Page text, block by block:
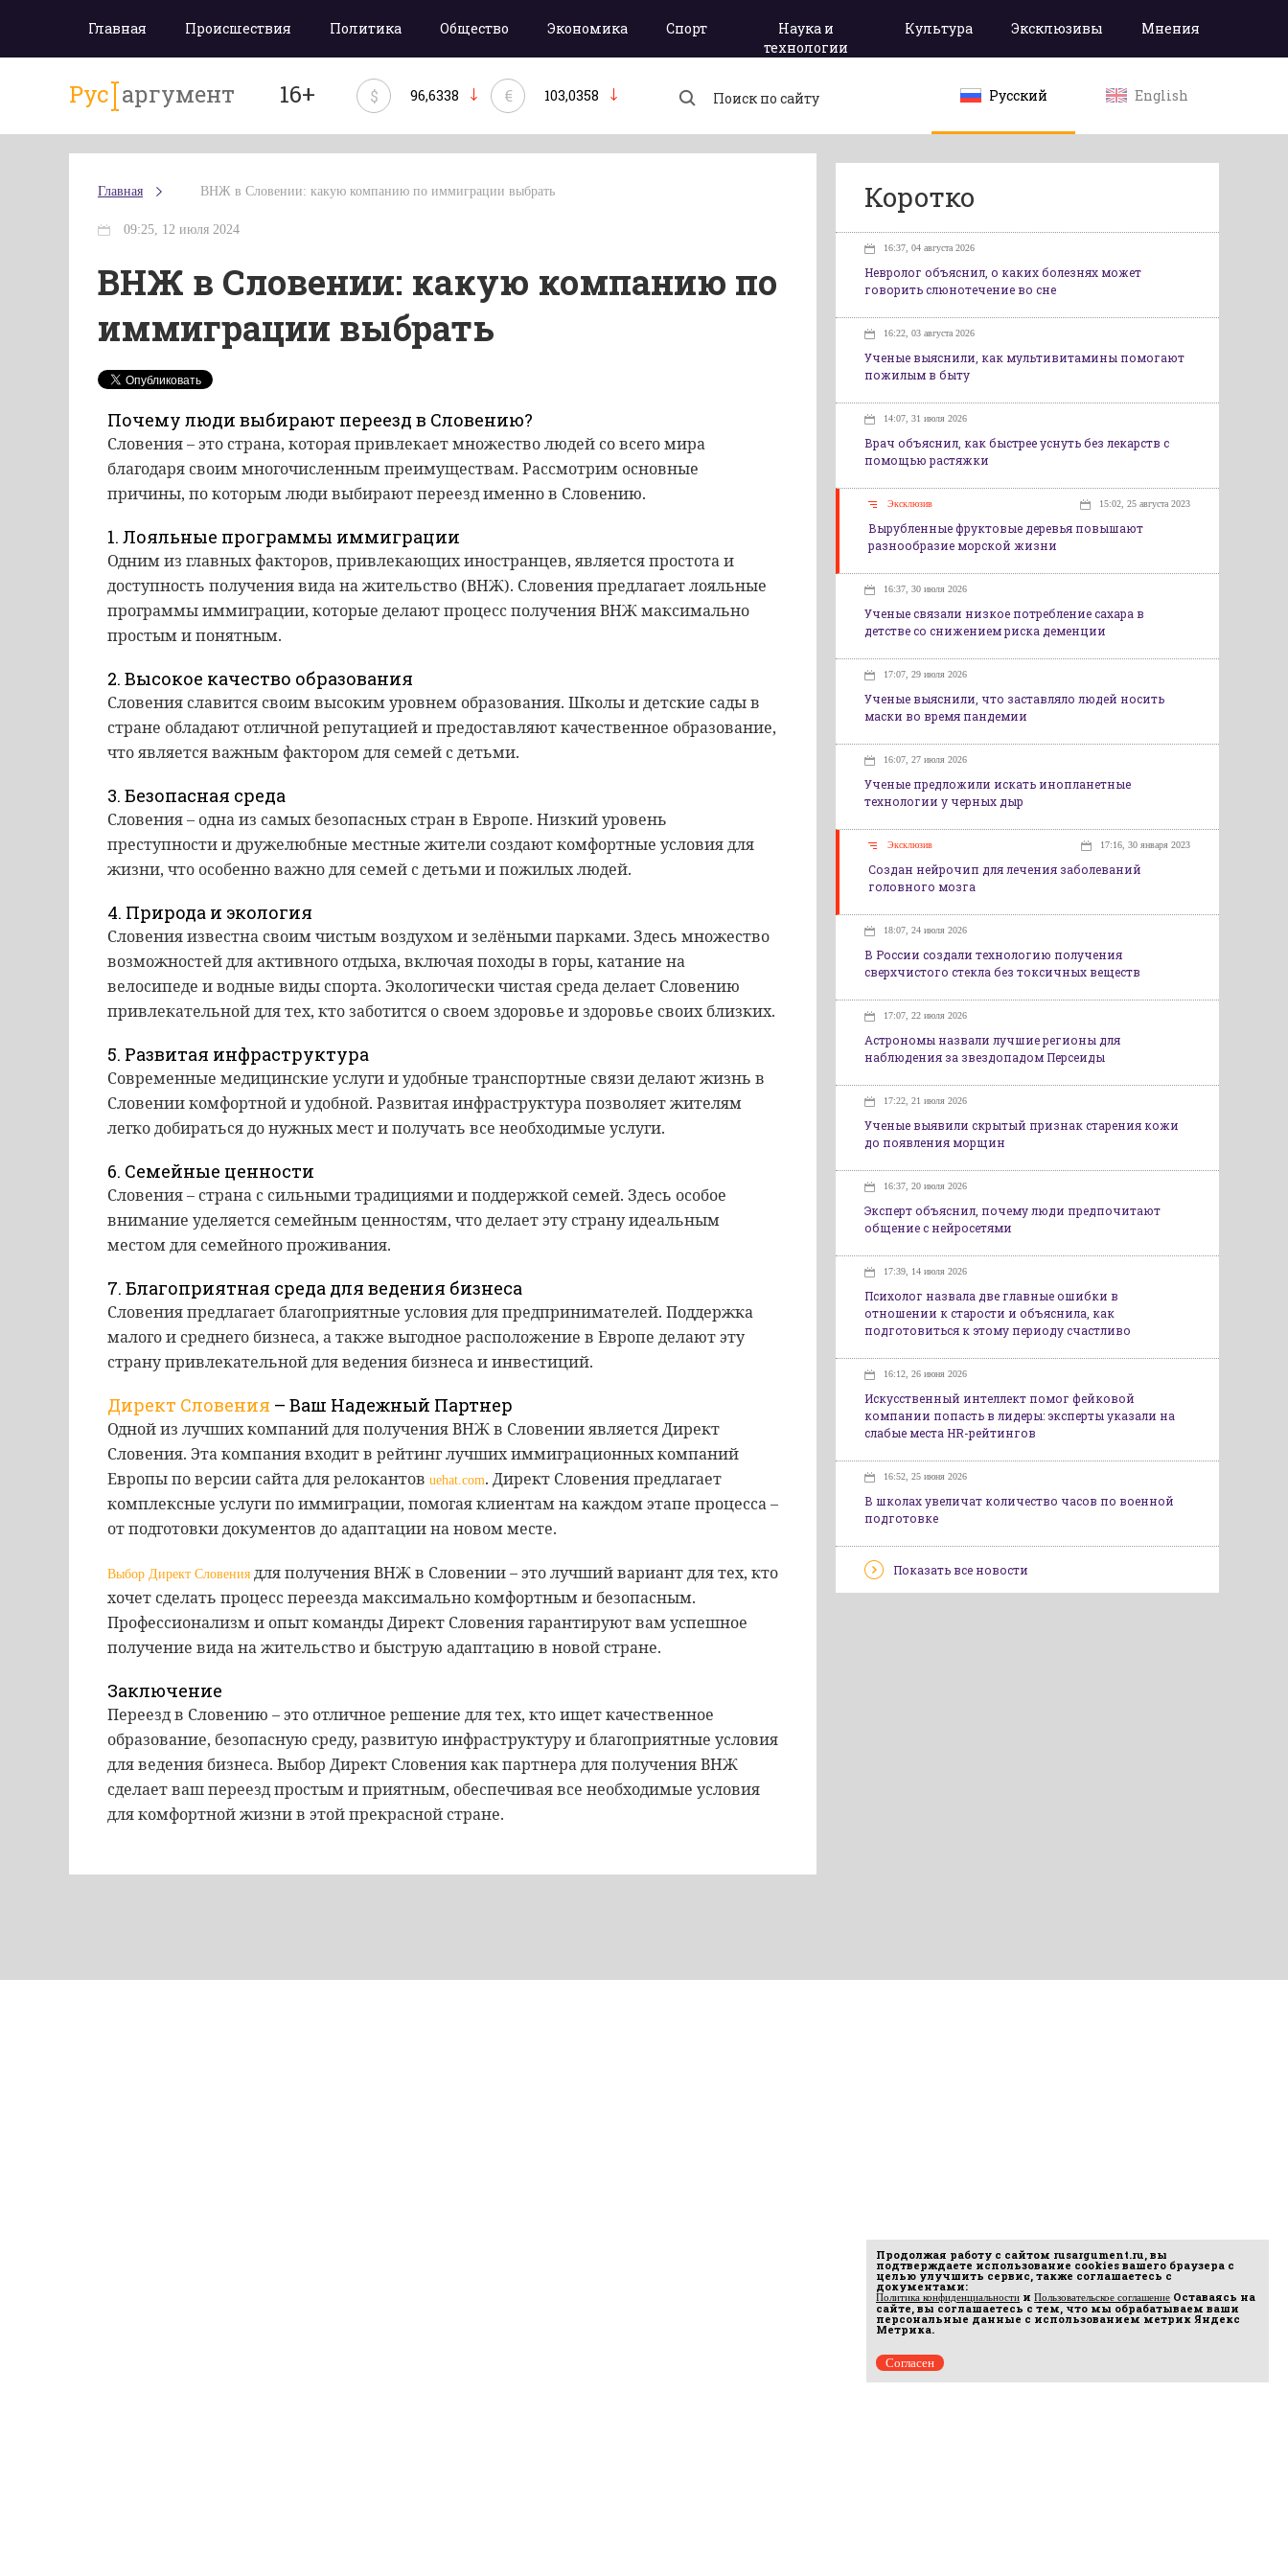
Главная Происшествия Политика Общество Экономика Спорт
Наука и
технологии
Культура Эксклюзивы Мнения
Рус аргумент 16+ $ 96,6338 € 103,0358 Русский English
Главная ВНЖ в Словении: какую компанию по иммиграции выбрать
09:25, 12 июля 2024
ВНЖ в Словении: какую компанию по
иммиграции выбрать
Почему люди выбирают переезд в Словению?
Словения – это страна, которая привлекает множество людей со всего мира
благодаря своим многочисленным преимуществам. Рассмотрим основные
причины, по которым люди выбирают переезд именно в Словению.
1. Лояльные программы иммиграции
Одним из главных факторов, привлекающих иностранцев, является простота и
доступность получения вида на жительство (ВНЖ). Словения предлагает лояльные
программы иммиграции, которые делают процесс получения ВНЖ максимально
простым и понятным.
2. Высокое качество образования
Словения славится своим высоким уровнем образования. Школы и детские сады в
стране обладают отличной репутацией и предоставляют качественное образование,
что является важным фактором для семей с детьми.
3. Безопасная среда
Словения – одна из самых безопасных стран в Европе. Низкий уровень
преступности и дружелюбные местные жители создают комфортные условия для
жизни, что особенно важно для семей с детьми и пожилых людей.
4. Природа и экология
Словения известна своим чистым воздухом и зелёными парками. Здесь множество
возможностей для активного отдыха, включая походы в горы, катание на
велосипеде и водные виды спорта. Экологически чистая среда делает Словению
привлекательной для тех, кто заботится о своем здоровье и здоровье своих близких.
5. Развитая инфраструктура
Современные медицинские услуги и удобные транспортные связи делают жизнь в
Словении комфортной и удобной. Развитая инфраструктура позволяет жителям
легко добираться до нужных мест и получать все необходимые услуги.
6. Семейные ценности
Словения – страна с сильными традициями и поддержкой семей. Здесь особое
внимание уделяется семейным ценностям, что делает эту страну идеальным
местом для семейного проживания.
7. Благоприятная среда для ведения бизнеса
Словения предлагает благоприятные условия для предпринимателей. Поддержка
малого и среднего бизнеса, а также выгодное расположение в Европе делают эту
страну привлекательной для ведения бизнеса и инвестиций.
Директ Словения – Ваш Надежный Партнер
Одной из лучших компаний для получения ВНЖ в Словении является Директ
Словения. Эта компания входит в рейтинг лучших иммиграционных компаний
Европы по версии сайта для релокантов uehat.com. Директ Словения предлагает
комплексные услуги по иммиграции, помогая клиентам на каждом этапе процесса –
от подготовки документов до адаптации на новом месте.
Выбор Директ Словения для получения ВНЖ в Словении – это лучший вариант для тех, кто
хочет сделать процесс переезда максимально комфортным и безопасным.
Профессионализм и опыт команды Директ Словения гарантируют вам успешное
получение вида на жительство и быструю адаптацию в новой стране.
Заключение
Переезд в Словению – это отличное решение для тех, кто ищет качественное
образование, безопасную среду, развитую инфраструктуру и благоприятные условия
для ведения бизнеса. Выбор Директ Словения как партнера для получения ВНЖ
сделает ваш переезд простым и приятным, обеспечивая все необходимые условия
для комфортной жизни в этой прекрасной стране.
Коротко
16:37, 04 августа 2026
Невролог объяснил, о каких болезнях может
говорить слюнотечение во сне
16:22, 03 августа 2026
Ученые выяснили, как мультивитамины помогают
пожилым в быту
14:07, 31 июля 2026
Врач объяснил, как быстрее уснуть без лекарств с
помощью растяжки
Эксклюзив 15:02, 25 августа 2023
Вырубленные фруктовые деревья повышают
разнообразие морской жизни
16:37, 30 июля 2026
Ученые связали низкое потребление сахара в
детстве со снижением риска деменции
17:07, 29 июля 2026
Ученые выяснили, что заставляло людей носить
маски во время пандемии
16:07, 27 июля 2026
Ученые предложили искать инопланетные
технологии у черных дыр
Эксклюзив 17:16, 30 января 2023
Создан нейрочип для лечения заболеваний
головного мозга
18:07, 24 июля 2026
В России создали технологию получения
сверхчистого стекла без токсичных веществ
17:07, 22 июля 2026
Астрономы назвали лучшие регионы для
наблюдения за звездопадом Персеиды
17:22, 21 июля 2026
Ученые выявили скрытый признак старения кожи
до появления морщин
16:37, 20 июля 2026
Эксперт объяснил, почему люди предпочитают
общение с нейросетями
17:39, 14 июля 2026
Психолог назвала две главные ошибки в
отношении к старости и объяснила, как
подготовиться к этому периоду счастливо
16:12, 26 июня 2026
Искусственный интеллект помог фейковой
компании попасть в лидеры: эксперты указали на
слабые места HR-рейтингов
16:52, 25 июня 2026
В школах увеличат количество часов по военной
подготовке
Показать все новости
Продолжая работу с сайтом rusargument.ru, вы
подтверждаете использование cookies вашего браузера с
целью улучшить сервис, также соглашаетесь с
документами:
Политика конфиденциальности и Пользовательское соглашение Оставаясь на
сайте, вы соглашаетесь с тем, что мы обрабатываем ваши
персональные данные с использованием метрик Яндекс
Метрика.
Согласен